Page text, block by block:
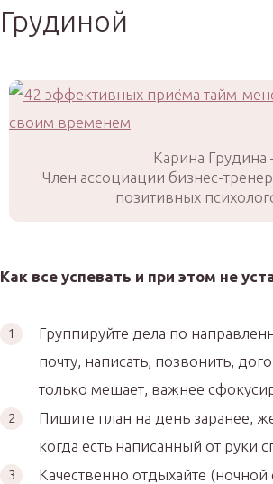
Грудиной
Карина Грудина
Член ассоциации бизнес-
позитивных
Как все успевать и при этом не
Группируйте дела по
почту, написать, позвонить,
только мешает, важнее
Пишите план на день заранее,
когда есть написанный от
Качественно отдыхайте